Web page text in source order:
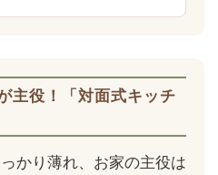
主役！「対面式キッチ
かり薄れ、お家の主役は